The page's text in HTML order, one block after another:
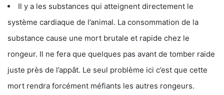
Il y a les substances qui atteignent directement le
système cardiaque de l’animal. La consommation de la
substance cause une mort brutale et rapide chez le
rongeur. Il ne fera que quelques pas avant de tomber raide
juste près de l’appât. Le seul problème ici c’est que cette
mort rendra forcément méfiants les autres rongeurs.